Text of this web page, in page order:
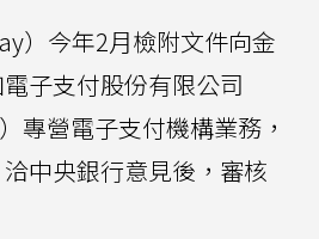
）今年2月檢附文件向金
子支付股份有限公司
）專營電子支付機構業務，
中央銀行意見後，審核